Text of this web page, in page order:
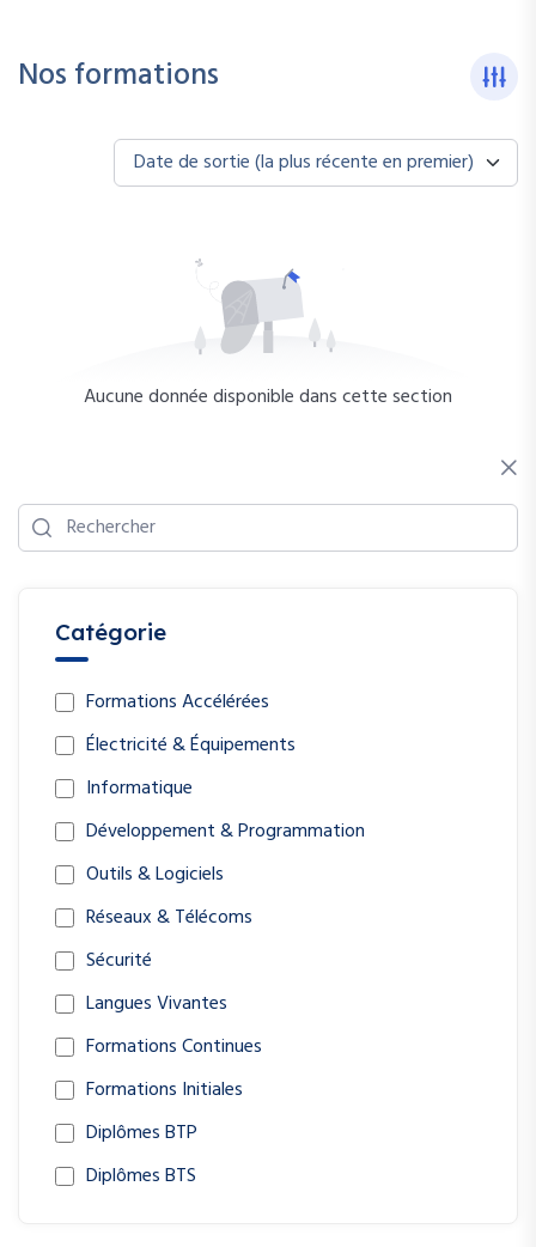
Nos formations
Catégorie
Formations Accélérées
Électricité & Équipements
Informatique
Développement & Programmation
Outils & Logiciels
Réseaux & Télécoms
Sécurité
Langues Vivantes
Formations Continues
Formations Initiales
Diplômes BTP
Diplômes BTS
Date de sortie (la plus récente en premier)
Aucune donnée disponible dans cette section